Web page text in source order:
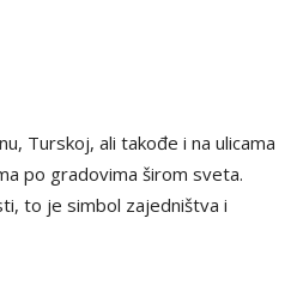
Turskoj, ali takođe i na ulicama
po gradovima širom sveta.
to je simbol zajedništva i